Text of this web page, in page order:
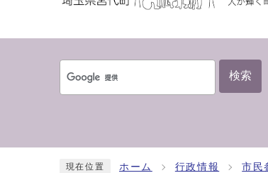
検索
現在位置 ホーム 行政情報 市民